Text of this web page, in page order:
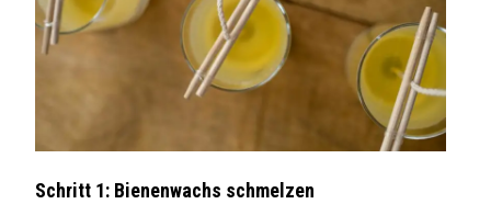
Schritt 1: Bienenwachs schmelzen